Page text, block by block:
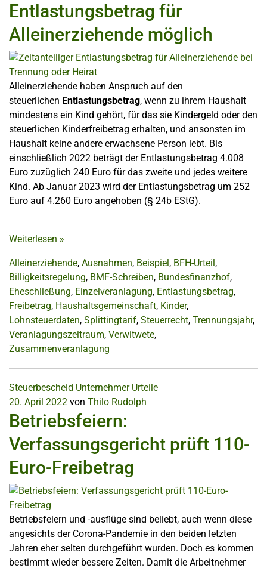
Entlastungsbetrag für
Alleinerziehende möglich
Alleinerziehende haben Anspruch auf den
steuerlichen Entlastungsbetrag, wenn zu ihrem Haushalt
mindestens ein Kind gehört, für das sie Kindergeld oder den
steuerlichen Kinderfreibetrag erhalten, und ansonsten im
Haushalt keine andere erwachsene Person lebt. Bis
einschließlich 2022 beträgt der Entlastungsbetrag 4.008
Euro zuzüglich 240 Euro für das zweite und jedes weitere
Kind. Ab Januar 2023 wird der Entlastungsbetrag um 252
Euro auf 4.260 Euro angehoben (§ 24b EStG).
Weiterlesen »
Alleinerziehende, Ausnahmen, Beispiel, BFH-Urteil,
Billigkeitsregelung, BMF-Schreiben, Bundesfinanzhof,
Eheschließung, Einzelveranlagung, Entlastungsbetrag,
Freibetrag, Haushaltsgemeinschaft, Kinder,
Lohnsteuerdaten, Splittingtarif, Steuerrecht, Trennungsjahr,
Veranlagungszeitraum, Verwitwete,
Zusammenveranlagung
Steuerbescheid Unternehmer Urteile
20. April 2022 von Thilo Rudolph
Betriebsfeiern:
Verfassungsgericht prüft 110-
Euro-Freibetrag
Betriebsfeiern und -ausflüge sind beliebt, auch wenn diese
angesichts der Corona-Pandemie in den beiden letzten
Jahren eher selten durchgeführt wurden. Doch es kommen
bestimmt wieder bessere Zeiten. Damit die Arbeitnehmer